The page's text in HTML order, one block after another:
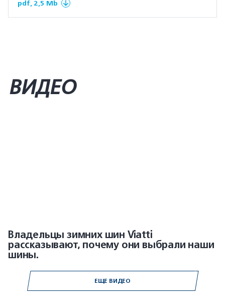
pdf, 2,5 Mb
ВИДЕО
Владельцы зимних шин Viatti
рассказывают, почему они выбрали наши
шины.
ЕЩЕ ВИДЕО